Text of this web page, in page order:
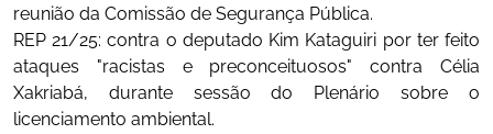
reunião da Comissão de Segurança Pública.
REP 21/25: contra o deputado Kim Kataguiri por ter feito
ataques "racistas e preconceituosos" contra Célia
Xakriabá, durante sessão do Plenário sobre o
licenciamento ambiental.